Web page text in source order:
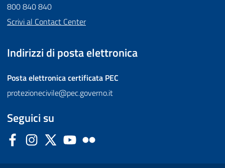
800 840 840
Scrivi al Contact Center
Indirizzi di posta elettronica
Posta elettronica certificata PEC
protezionecivile@pec.governo.it
Seguici su
FacebookInstagram
Twitter YouTube